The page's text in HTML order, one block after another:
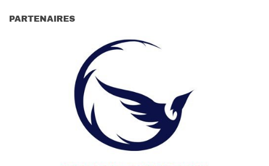
PARTENAIRES